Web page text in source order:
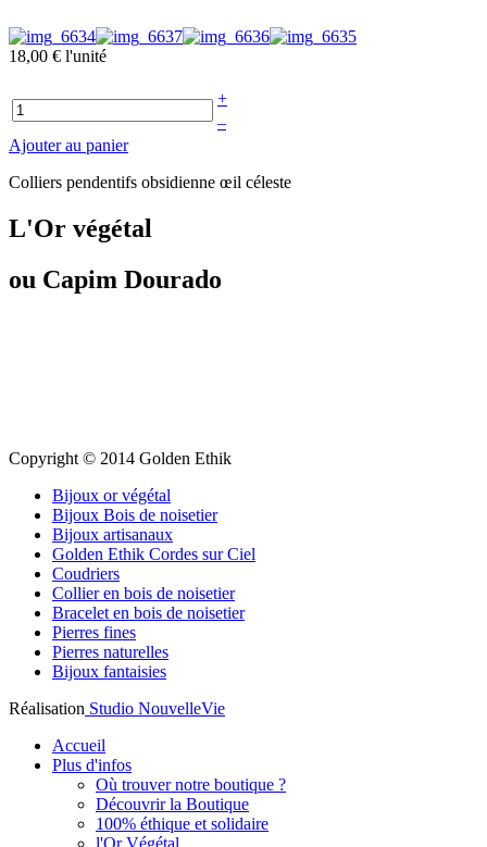
18,00 € l'unité
+
–
Ajouter au panier
Colliers pendentifs obsidienne œil céleste
L'Or végétal
ou Capim Dourado
Copyright © 2014 Golden Ethik
Bijoux or végétal
Bijoux Bois de noisetier
Bijoux artisanaux
Golden Ethik Cordes sur Ciel
Coudriers
Collier en bois de noisetier
Bracelet en bois de noisetier
Pierres fines
Pierres naturelles
Bijoux fantaisies
Réalisation Studio NouvelleVie
Accueil
Plus d'infos
Où trouver notre boutique ?
Découvrir la Boutique
100% éthique et solidaire
l'Or Végétal